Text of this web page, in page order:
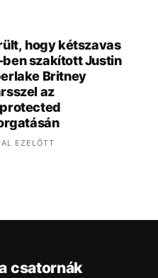
hogy kétszavas
ben szakított Justin
Britney
az
EZELŐTT
csatornák